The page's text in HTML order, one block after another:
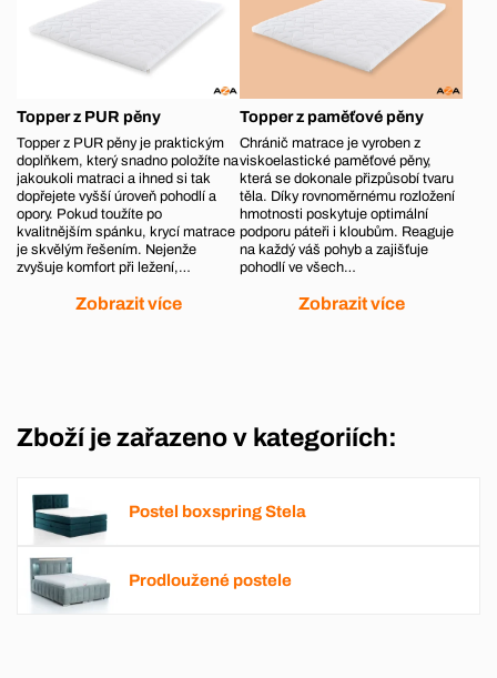
Topper z PUR pěny
Topper z PUR pěny je praktickým
doplňkem, který snadno položíte na
jakoukoli matraci a ihned si tak
dopřejete vyšší úroveň pohodlí a
opory. Pokud toužíte po
kvalitnějším spánku, krycí matrace
je skvělým řešením. Nejenže
zvyšuje komfort při ležení,…
Zobrazit více
Topper z paměťové pěny
Chránič matrace je vyroben z
viskoelastické paměťové pěny,
která se dokonale přizpůsobí tvaru
těla. Díky rovnoměrnému rozložení
hmotnosti poskytuje optimální
podporu páteři i kloubům. Reaguje
na každý váš pohyb a zajišťuje
pohodlí ve všech…
Zobrazit více
Zboží je zařazeno v kategoriích:
Postel boxspring Stela
Prodloužené postele